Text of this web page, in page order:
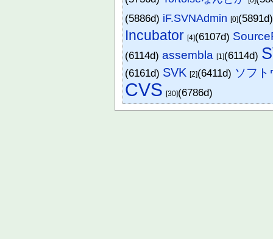
(5886d) iF.SVNAdmin [0]
Incubator [4](6107d)
(6114d)assembla [1](6114d)
(6161d) SVK [2](6411d) ソフ
CVS [30](6786d)